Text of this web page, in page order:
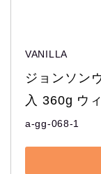
VANILLA
ジョンソン
入 360g ウ
a-gg-068-1